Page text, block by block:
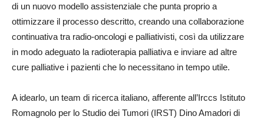
di un nuovo modello assistenziale che punta proprio a
ottimizzare il processo descritto, creando una collaborazione
continuativa tra radio-oncologi e palliativisti, così da utilizzare
in modo adeguato la radioterapia palliativa e inviare ad altre
cure palliative i pazienti che lo necessitano in tempo utile.
A idearlo, un team di ricerca italiano, afferente all’Irccs Istituto
Romagnolo per lo Studio dei Tumori (IRST) Dino Amadori di